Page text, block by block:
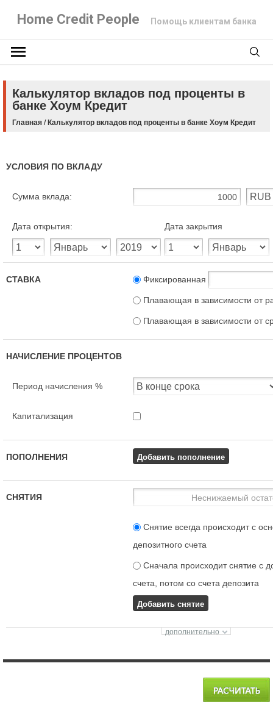
Home Credit People Помощь клиентам банка
Калькулятор вкладов под проценты в
банке Хоум Кредит
Главная/Калькулятор вкладов под проценты в банке Хоум Кредит
УСЛОВИЯ ПО ВКЛАДУ
Сумма вклада:
Дата открытия: Дата закрытия
СТАВКА Фиксированная
Плавающая в зависимости от
Плавающая в зависимости от
НАЧИСЛЕНИЕ ПРОЦЕНТОВ
Период начисления %
Капитализация
ПОПОЛНЕНИЯ Добавить пополнение
СНЯТИЯ
Снятие всегда происходит с
депозитного счета
Сначала происходит снятие с
счета, потом со счета депозита
Добавить снятие